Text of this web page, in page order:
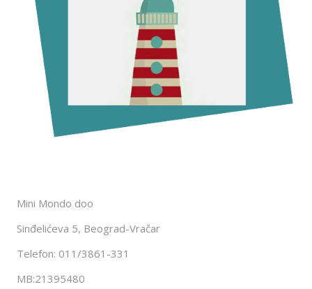
Mini Mondo doo
Sinđelićeva 5, Beograd-Vračar
Telefon: 011/3861-331
MB:21395480